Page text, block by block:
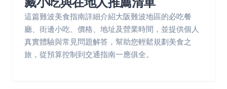
這篇難波美食指南詳細介紹大阪難波地區的必吃餐
廳、街邊小吃、價格、地址及營業時間，並提供個人
真實體驗與常見問題解答，幫助您輕鬆規劃美食之
旅，從預算控制到交通指南一應俱全。